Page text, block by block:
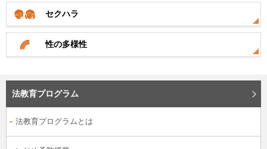
セクハラ
性の多様性
法教育プログラム
法教育プログラムとは